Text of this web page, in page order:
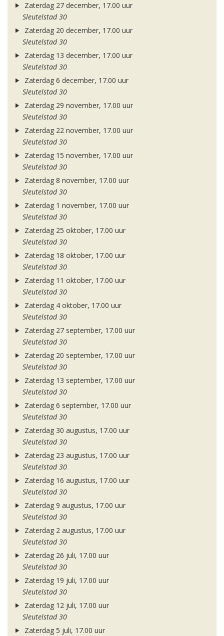
Zaterdag 27 december, 17.00 uur
Sleutelstad 30
Zaterdag 20 december, 17.00 uur
Sleutelstad 30
Zaterdag 13 december, 17.00 uur
Sleutelstad 30
Zaterdag 6 december, 17.00 uur
Sleutelstad 30
Zaterdag 29 november, 17.00 uur
Sleutelstad 30
Zaterdag 22 november, 17.00 uur
Sleutelstad 30
Zaterdag 15 november, 17.00 uur
Sleutelstad 30
Zaterdag 8 november, 17.00 uur
Sleutelstad 30
Zaterdag 1 november, 17.00 uur
Sleutelstad 30
Zaterdag 25 oktober, 17.00 uur
Sleutelstad 30
Zaterdag 18 oktober, 17.00 uur
Sleutelstad 30
Zaterdag 11 oktober, 17.00 uur
Sleutelstad 30
Zaterdag 4 oktober, 17.00 uur
Sleutelstad 30
Zaterdag 27 september, 17.00 uur
Sleutelstad 30
Zaterdag 20 september, 17.00 uur
Sleutelstad 30
Zaterdag 13 september, 17.00 uur
Sleutelstad 30
Zaterdag 6 september, 17.00 uur
Sleutelstad 30
Zaterdag 30 augustus, 17.00 uur
Sleutelstad 30
Zaterdag 23 augustus, 17.00 uur
Sleutelstad 30
Zaterdag 16 augustus, 17.00 uur
Sleutelstad 30
Zaterdag 9 augustus, 17.00 uur
Sleutelstad 30
Zaterdag 2 augustus, 17.00 uur
Sleutelstad 30
Zaterdag 26 juli, 17.00 uur
Sleutelstad 30
Zaterdag 19 juli, 17.00 uur
Sleutelstad 30
Zaterdag 12 juli, 17.00 uur
Sleutelstad 30
Zaterdag 5 juli, 17.00 uur